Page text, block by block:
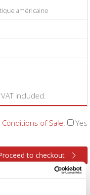
américaine
included.
Conditions of Sale: Yes
to checkout